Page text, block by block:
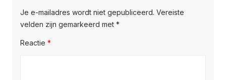
Je e-mailadres wordt niet gepubliceerd. Vereiste
velden zijn gemarkeerd met *
Reactie *